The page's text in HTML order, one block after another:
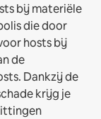
bij materiële
die door
hosts bij
de
Dankzij de
krijg je